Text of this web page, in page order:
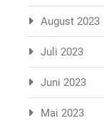
August 2023
Juli 2023
Juni 2023
Mai 2023